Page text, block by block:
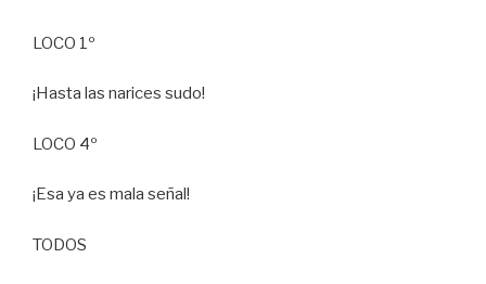
LOCO 1º
¡Hasta las narices sudo!
LOCO 4º
¡Esa ya es mala señal!
TODOS